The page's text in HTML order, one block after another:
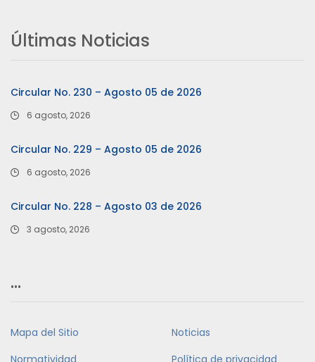
Últimas Noticias
Circular No. 230 – Agosto 05 de 2026
6 agosto, 2026
Circular No. 229 – Agosto 05 de 2026
6 agosto, 2026
Circular No. 228 – Agosto 03 de 2026
3 agosto, 2026
…
Mapa del Sitio
Noticias
Normatividad
Política de privacidad